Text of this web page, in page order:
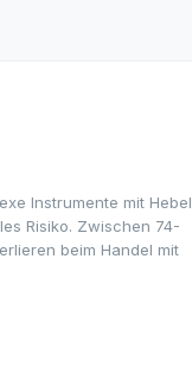
Instrumente mit Hebel
Risiko. Zwischen 74-
beim Handel mit